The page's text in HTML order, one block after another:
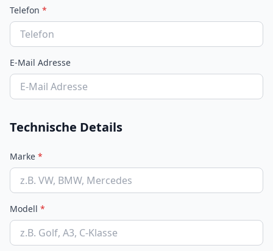
Telefon *
E-Mail Adresse
Technische Details
Marke *
Modell *